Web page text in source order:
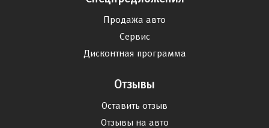
Продажа авто
Сервис
Дисконтная программа
Отзывы
Оставить отзыв
Отзывы на авто